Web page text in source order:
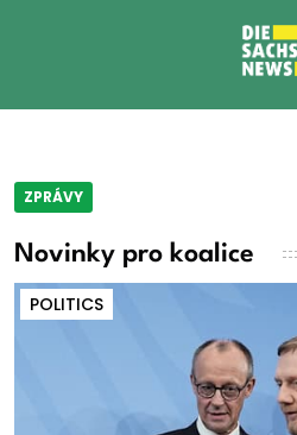
ZPRÁVY
Novinky pro koalice
POLITICS